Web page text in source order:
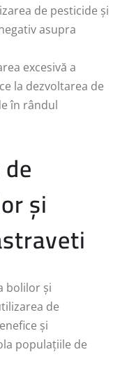
de pesticide și
asupra
excesivă a
la dezvoltarea de
în rândul
și
bolilor și
de
și
populațiile de